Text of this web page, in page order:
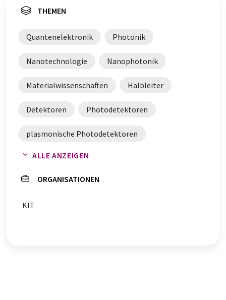
THEMEN
Quantenelektronik Photonik
Nanotechnologie Nanophotonik
Materialwissenschaften Halbleiter
Detektoren Photodetektoren
plasmonische Photodetektoren
Gips-Schüle-Forschungspreis
Auszeichnungen
ALLE ANZEIGEN
ORGANISATIONEN
KIT